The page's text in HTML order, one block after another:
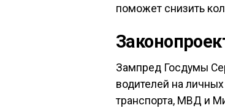
поможет снизить
Зампред Госдумы
водителей на
транспорта, МВД и